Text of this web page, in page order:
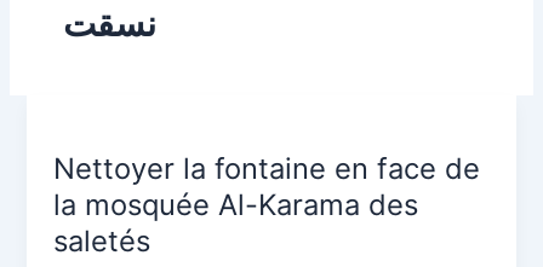
نسقت
Nettoyer la fontaine en face de
la mosquée Al-Karama des
saletés
fontaine
en
face
de